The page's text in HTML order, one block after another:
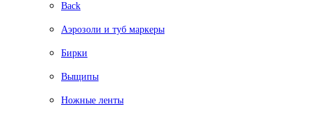
Back
Аэрозоли и туб маркеры
Бирки
Выщипы
Ножные ленты